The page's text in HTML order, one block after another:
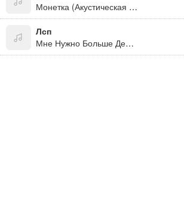
Монетка (Акустическая Версия)
Лсп
Мне Нужно Больше Денег,будет И Телки